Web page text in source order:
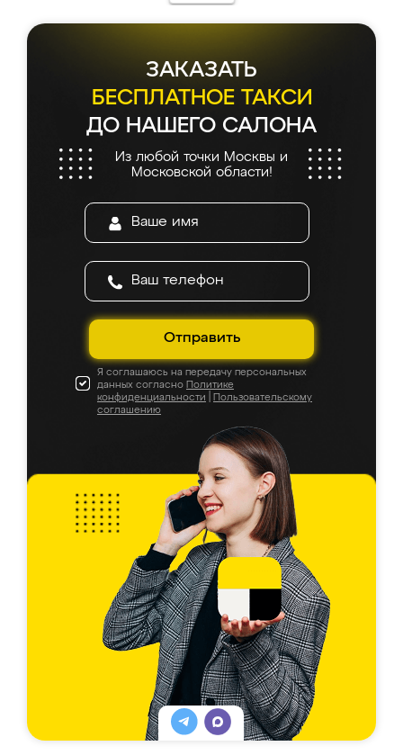
ЗАКАЗАТЬ
БЕСПЛАТНОЕ ТАКСИ
ДО НАШЕГО САЛОНА
Из любой точки Москвы и
Московской области!
Отправить
Я соглашаюсь на передачу персональных
данных согласно Политике
конфиденциальности
Пользовательскому
соглашению